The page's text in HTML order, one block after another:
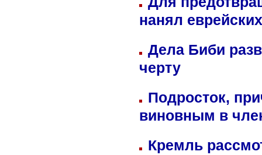
нанял
Дела Биби
черту
Подросток,
виновным в
Кремль